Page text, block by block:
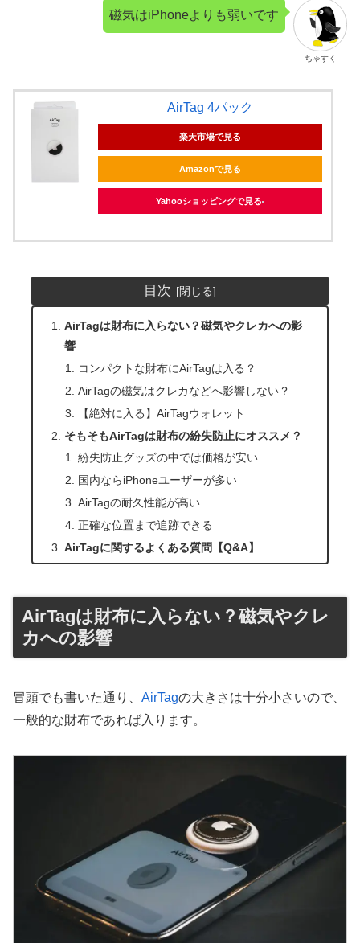
ちゃすく
磁気はiPhoneよりも弱いです
AirTag 4パック
楽天市場で見る
Amazonで見る
Yahooショッピングで見る
目次
AirTagは財布に入らない？磁気やクレカへの影
響
コンパクトな財布にAirTagは入る？
AirTagの磁気はクレカなどへ影響しない？
【絶対に入る】AirTagウォレット
そもそもAirTagは財布の紛失防止にオススメ？
紛失防止グッズの中では価格が安い
国内ならiPhoneユーザーが多い
AirTagの耐久性能が高い
正確な位置まで追跡できる
AirTagに関するよくある質問【Q&A】
AirTagは財布に入らない？磁気やクレ
カへの影響
冒頭でも書いた通り、 AirTagの大きさは十分小さいので、
一般的な財布であれば入ります。